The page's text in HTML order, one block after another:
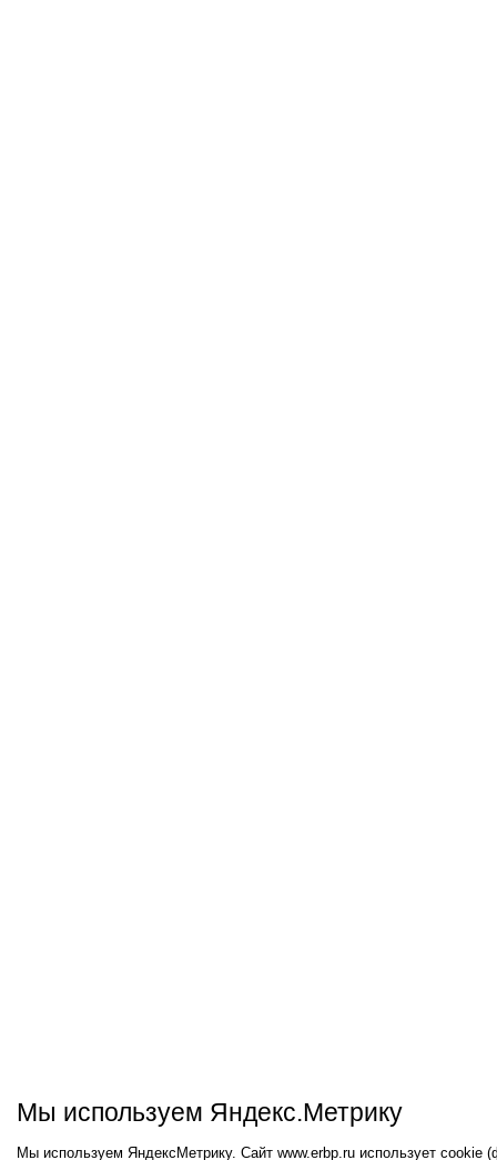
Мы используем Яндекс.Метрику
Мы используем ЯндексМетрику. Сайт www.erbp.ru использует